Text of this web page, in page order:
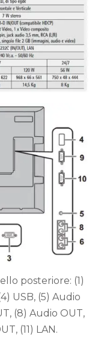
posteriore: (1)
USB, (5) Audio
(8) Audio OUT,
(11) LAN.